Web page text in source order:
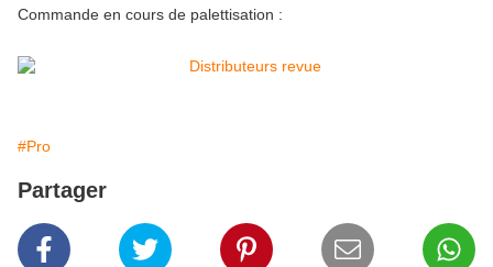
Commande en cours de palettisation :
#Pro
Partager